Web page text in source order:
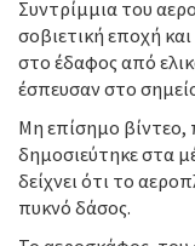
Συντρίμμια του
σοβιετική εποχή
στο έδαφος από
έσπευσαν στο
Μη επίσημο βίντεο,
δημοσιεύτηκε στα
δείχνει ότι το
πυκνό δάσος.